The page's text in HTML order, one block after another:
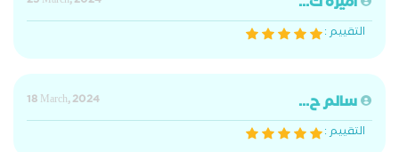
التقييم :
سالم ح...
18 March, 2024
التقييم :